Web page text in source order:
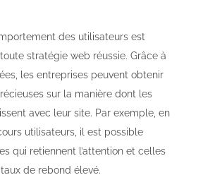
des utilisateurs est
stratégie web réussie. Grâce à
les entreprises peuvent obtenir
sur la manière dont les
avec leur site. Par exemple, en
utilisateurs, il est possible
qui retiennent l’attention et celles
de rebond élevé.